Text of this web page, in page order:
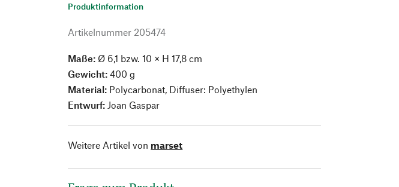
Produktinformation
Artikelnummer 205474
Maße: Ø 6,1 bzw. 10 × H 17,8 cm
Gewicht:400 g
Material: Polycarbonat, Diffuser: Polyethylen
Entwurf: Joan Gaspar
Weitere Artikel von marset